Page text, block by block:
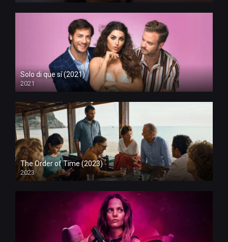
Solo di que sí (2021)
2021
The Order of Time (2023)
2023